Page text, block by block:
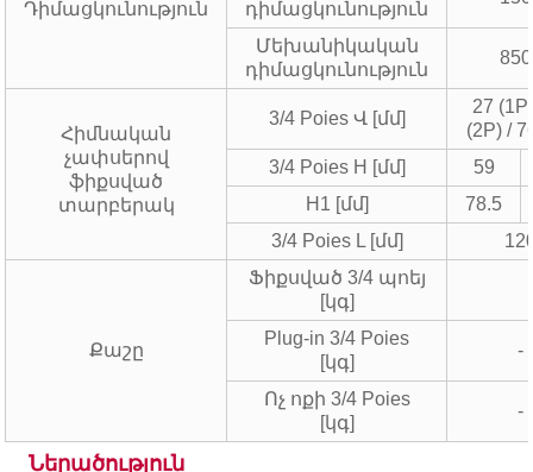
Դիմացկունություն
դիմացկունություն
Մեխանիկական
դիմացկունություն
Հիմնական
չափսերով
ֆիքսված
տարբերակ
3/4 Poies Վ [մմ]
27
(2P) /
3/4 Poies H [մմ]
59
H1 [մմ]
78.5
3/4 Poies L [մմ]
Քաշը
Ֆիքսված 3/4 պոեյ
[կգ]
Plug-in 3/4 Poies
[կգ]
-
Ոչ ոքի 3/4 Poies
[կգ]
-
Ներածություն